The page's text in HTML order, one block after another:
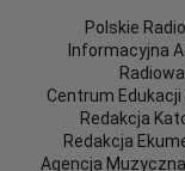
Polskie Radio
Informacyjna
Radiowa
Centrum Edukacji
Redakcja
Redakcja
Agencja